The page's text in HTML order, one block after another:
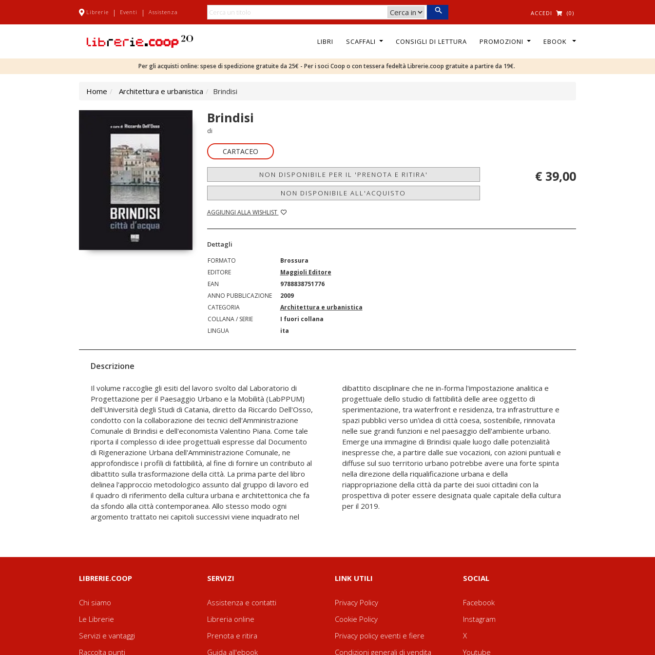
Librerie | Eventi | Assistenza ACCEDI (0)
LIBRI SCAFFALI CONSIGLI DI LETTURA PROMOZIONI EBOOK
Per gli acquisti online: spese di spedizione gratuite da 25€ - Per i soci Coop o con tessera fedeltà Librerie.coop gratuite a partire da 19€.
Home Architettura e urbanistica Brindisi
Brindisi
di
CARTACEO
NON DISPONIBILE PER IL 'PRENOTA E RITIRA'
NON DISPONIBILE ALL'ACQUISTO
AGGIUNGI ALLA WISHLIST
€ 39,00
Dettagli
FORMATO
Brossura
EDITORE
Maggioli Editore
EAN
9788838751776
ANNO PUBBLICAZIONE
2009
CATEGORIA
Architettura e urbanistica
COLLANA / SERIE
I fuori collana
LINGUA
ita
Descrizione
Il volume raccoglie gli esiti del lavoro svolto dal Laboratorio di
Progettazione per il Paesaggio Urbano e la Mobilità (LabPPUM)
dell'Università degli Studi di Catania, diretto da Riccardo Dell'Osso,
condotto con la collaborazione dei tecnici dell'Amministrazione
Comunale di Brindisi e dell'economista Valentino Piana. Come tale
riporta il complesso di idee progettuali espresse dal Documento
di Rigenerazione Urbana dell'Amministrazione Comunale, ne
approfondisce i profili di fattibilità, al fine di fornire un contributo al
dibattito sulla trasformazione della città. La prima parte del libro
delinea l'approccio metodologico assunto dal gruppo di lavoro ed
il quadro di riferimento della cultura urbana e architettonica che fa
da sfondo alla città contemporanea. Allo stesso modo ogni
argomento trattato nei capitoli successivi viene inquadrato nel
dibattito disciplinare che ne in-forma l'impostazione analitica e
progettuale dello studio di fattibilità delle aree oggetto di
sperimentazione, tra waterfront e residenza, tra infrastrutture e
spazi pubblici verso un'idea di città coesa, sostenibile, rinnovata
nelle sue grandi funzioni e nel paesaggio dell'ambiente urbano.
Emerge una immagine di Brindisi quale luogo dalle potenzialità
inespresse che, a partire dalle sue vocazioni, con azioni puntuali e
diffuse sul suo territorio urbano potrebbe avere una forte spinta
nella direzione della riqualificazione urbana e della
riappropriazione della città da parte dei suoi cittadini con la
prospettiva di poter essere designata quale capitale della cultura
per il 2019.
LIBRERIE.COOP
Chi siamo
Le Librerie
Servizi e vantaggi
Raccolta punti
SERVIZI
Assistenza e contatti
Libreria online
Prenota e ritira
Guida all'ebook
LINK UTILI
Privacy Policy
Cookie Policy
Privacy policy eventi e fiere
Condizioni generali di vendita
SOCIAL
Facebook
Instagram
X
Youtube